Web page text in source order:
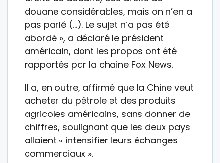
douane considérables, mais on n’en a
pas parlé (…). Le sujet n’a pas été
abordé », a déclaré le président
américain, dont les propos ont été
rapportés par la chaine Fox News.
Il a, en outre, affirmé que la Chine veut
acheter du pétrole et des produits
agricoles américains, sans donner de
chiffres, soulignant que les deux pays
allaient « intensifier leurs échanges
commerciaux ».